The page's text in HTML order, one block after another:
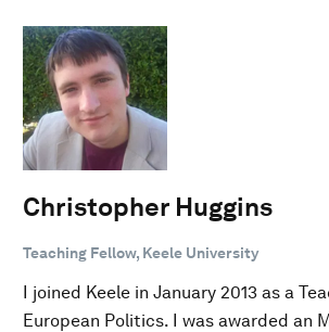
Christopher Huggins
Teaching Fellow, Keele University
I joined Keele in January 2013 as a
European Politics. I was awarded an